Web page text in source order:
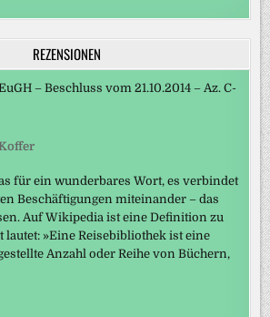
REZENSIONEN
– Beschluss vom 21.10.2014 – Az. C-
für ein wunderbares Wort, es verbindet
Beschäftigungen miteinander – das
Auf Wikipedia ist eine Definition zu
lautet: »Eine Reisebibliothek ist eine
Anzahl oder Reihe von Büchern,